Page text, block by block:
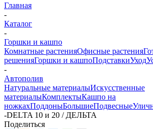
Главная
-
Каталог
-
Горшки и кашпо
Комнатные растенияОфисные растения
решенияГоршки и кашпоПодставкиУход
-
Автополив
Натуральные материалыИскусственные
материалыКомплектыКашпо на
ножкахПоддоныБольшиеПодвесные
-DELTA 10 и 20 / ДЕЛЬТА
Поделиться